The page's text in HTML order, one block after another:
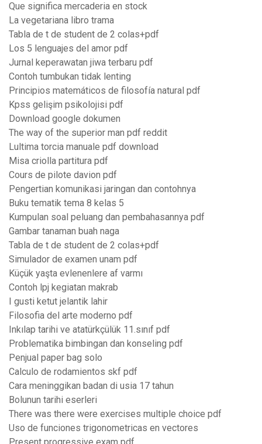
Que significa mercaderia en stock
La vegetariana libro trama
Tabla de t de student de 2 colas+pdf
Los 5 lenguajes del amor pdf
Jurnal keperawatan jiwa terbaru pdf
Contoh tumbukan tidak lenting
Principios matemáticos de filosofía natural pdf
Kpss gelişim psikolojisi pdf
Download google dokumen
The way of the superior man pdf reddit
Lultima torcia manuale pdf download
Misa criolla partitura pdf
Cours de pilote davion pdf
Pengertian komunikasi jaringan dan contohnya
Buku tematik tema 8 kelas 5
Kumpulan soal peluang dan pembahasannya pdf
Gambar tanaman buah naga
Tabla de t de student de 2 colas+pdf
Simulador de examen unam pdf
Küçük yaşta evlenenlere af varmı
Contoh lpj kegiatan makrab
I gusti ketut jelantik lahir
Filosofia del arte moderno pdf
Inkılap tarihi ve atatürkçülük 11.sınıf pdf
Problematika bimbingan dan konseling pdf
Penjual paper bag solo
Calculo de rodamientos skf pdf
Cara meninggikan badan di usia 17 tahun
Bolunun tarihi eserleri
There was there were exercises multiple choice pdf
Uso de funciones trigonometricas en vectores